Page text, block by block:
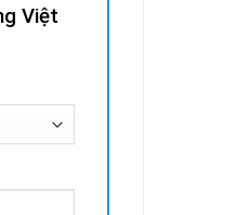
Việt